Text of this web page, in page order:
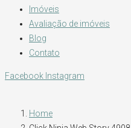
Imóveis
Avaliação de imóveis
Blog
Contato
Facebook Instagram
Home